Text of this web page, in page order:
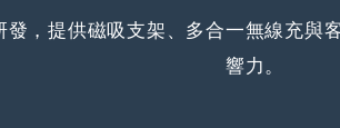
，提供磁吸支架、多合一無線充與
響力。